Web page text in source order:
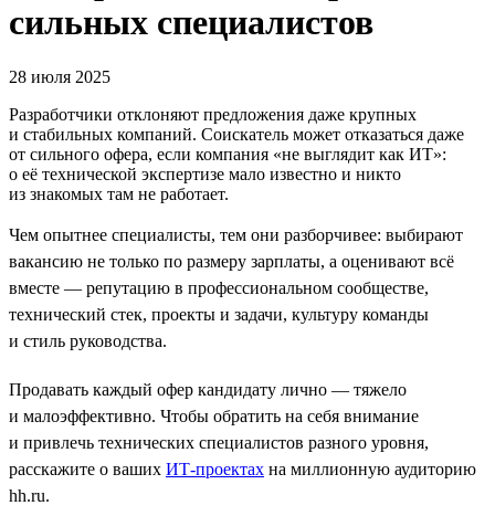
сильных специалистов
28 июля 2025
Разработчики отклоняют предложения даже крупных
и стабильных компаний. Соискатель может отказаться даже
от сильного офера, если компания «не выглядит как ИТ»:
о её технической экспертизе мало известно и никто
из знакомых там не работает.
Чем опытнее специалисты, тем они разборчивее: выбирают
вакансию не только по размеру зарплаты, а оценивают всё
вместе — репутацию в профессиональном сообществе,
технический стек, проекты и задачи, культуру команды
и стиль руководства.
Продавать каждый офер кандидату лично — тяжело
и малоэффективно. Чтобы обратить на себя внимание
и привлечь технических специалистов разного уровня,
расскажите о ваших ИТ-проектах на миллионную аудиторию
hh.ru.